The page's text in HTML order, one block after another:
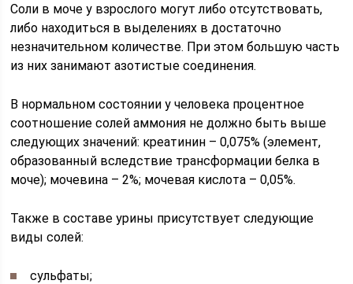
Соли в моче у взрослого могут либо отсутствовать,
либо находиться в выделениях в достаточно
незначительном количестве. При этом большую часть
из них занимают азотистые соединения.
В нормальном состоянии у человека процентное
соотношение солей аммония не должно быть выше
следующих значений: креатинин – 0,075% (элемент,
образованный вследствие трансформации белка в
моче); мочевина – 2%; мочевая кислота – 0,05%.
Также в составе урины присутствует следующие
виды солей:
сульфаты;